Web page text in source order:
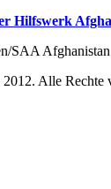
Hilfswerk
SAA Afghanistan
Alle Rechte